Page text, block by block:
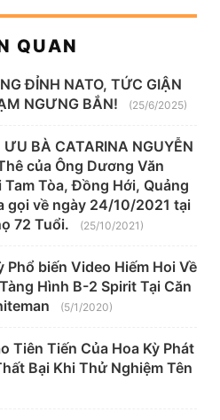
QUAN
ĐỈNH NATO, TỨC GIẬN
NGƯNG BẮN!
(25/6/2025)
ƯU BÀ CATARINA NGUYỄN
của Ông Dương Văn
Tòa, Đồng Hới, Quảng
gọi về ngày 24/10/2021 tại
72 Tuổi.
(25/10/2021)
Phổ biến Video Hiếm Hoi Về
Hình B-2 Spirit Tại Căn
(5/1/2020)
Tiên Tiến Của Hoa Kỳ Phát
Bại Khi Thử Nghiệm Tên